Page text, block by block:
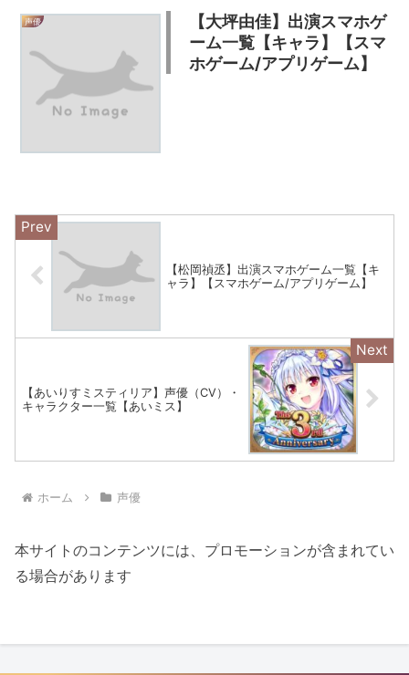
声優
【大坪由佳】出演スマホゲ
ーム一覧【キャラ】【スマ
ホゲーム/アプリゲーム】
【松岡禎丞】出演スマホゲーム一覧【キ
ャラ】【スマホゲーム/アプリゲーム】
【あいりすミスティリア】声優（CV）・
キャラクター一覧【あいミス】
ホーム 声優
本サイトのコンテンツには、プロモーションが含まれてい
る場合があります